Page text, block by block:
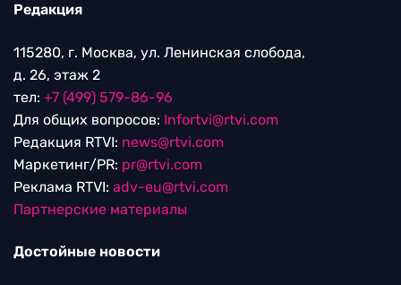
Редакция
115280, г. Москва, ул. Ленинская слобода,
д. 26, этаж 2
тел: +7 (499) 579-86-96
Для общих вопросов: Infortvi@rtvi.com
Редакция RTVI: news@rtvi.com
Маркетинг/PR: pr@rtvi.com
Реклама RTVI: adv-eu@rtvi.com
Партнерские материалы
Достойные новости